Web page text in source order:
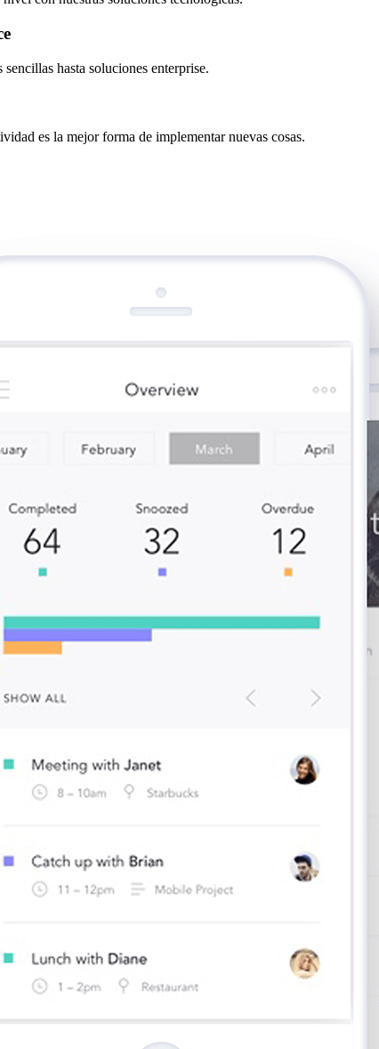
hasta soluciones enterprise.
es la mejor forma de implementar nuevas cosas.